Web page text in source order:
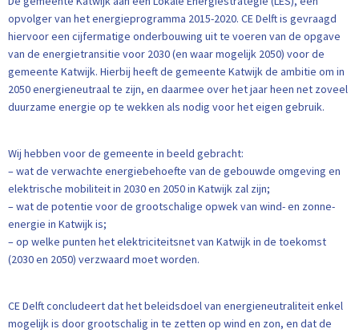
opvolger van het energieprogramma 2015-2020. CE Delft is gevraagd
hiervoor een cijfermatige onderbouwing uit te voeren van de opgave
van de energietransitie voor 2030 (en waar mogelijk 2050) voor de
gemeente Katwijk. Hierbij heeft de gemeente Katwijk de ambitie om in
2050 energieneutraal te zijn, en daarmee over het jaar heen net zoveel
duurzame energie op te wekken als nodig voor het eigen gebruik.
Wij hebben voor de gemeente in beeld gebracht:
– wat de verwachte energiebehoefte van de gebouwde omgeving en
elektrische mobiliteit in 2030 en 2050 in Katwijk zal zijn;
– wat de potentie voor de grootschalige opwek van wind- en zonne-
energie in Katwijk is;
– op welke punten het elektriciteitsnet van Katwijk in de toekomst
(2030 en 2050) verzwaard moet worden.
CE Delft concludeert dat het beleidsdoel van energieneutraliteit enkel
mogelijk is door grootschalig in te zetten op wind en zon, en dat de